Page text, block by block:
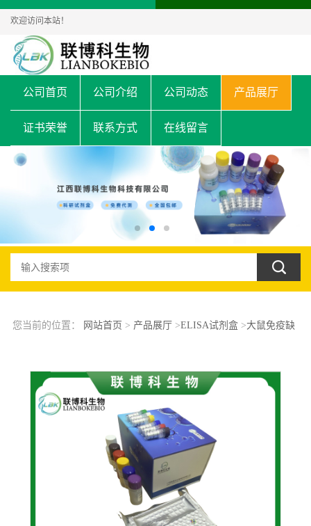
欢迎访问本站！
公司首页 公司介绍 公司动态 产品展厅
证书荣誉 联系方式 在线留言
您当前的位置： 网站首页 > 产品展厅 >ELISA试剂盒>大鼠免疫缺